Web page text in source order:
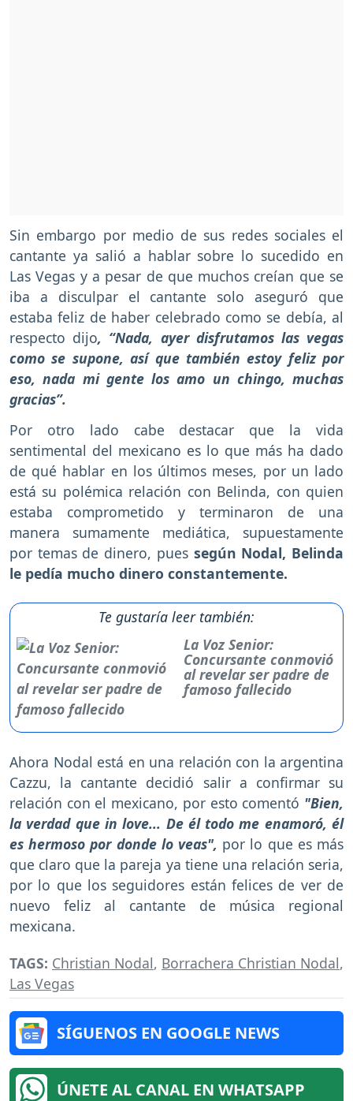
Sin embargo por medio de sus redes sociales el
cantante ya salió a hablar sobre lo sucedido en
Las Vegas y a pesar de que muchos creían que se
iba a disculpar el cantante solo aseguró que
estaba feliz de haber celebrado como se debía, al
respecto dijo, “Nada, ayer disfrutamos las vegas
como se supone, así que también estoy feliz por
eso, nada mi gente los amo un chingo, muchas
gracias”.
Por otro lado cabe destacar que la vida
sentimental del mexicano es lo que más ha dado
de qué hablar en los últimos meses, por un lado
está su polémica relación con Belinda, con quien
estaba comprometido y terminaron de una
manera sumamente mediática, supuestamente
por temas de dinero, pues según Nodal, Belinda
le pedía mucho dinero constantemente.
Te gustaría leer también:
La Voz Senior:
Concursante conmovió
al revelar ser padre de
famoso fallecido
Ahora Nodal está en una relación con la argentina
Cazzu, la cantante decidió salir a confirmar su
relación con el mexicano, por esto comentó "Bien,
la verdad que in love... De él todo me enamoró, él
es hermoso por donde lo veas", por lo que es más
que claro que la pareja ya tiene una relación seria,
por lo que los seguidores están felices de ver de
nuevo feliz al cantante de música regional
mexicana.
TAGS: Christian Nodal, Borrachera Christian Nodal,
Las Vegas
SÍGUENOS EN GOOGLE NEWS
ÚNETE AL CANAL EN WHATSAPP